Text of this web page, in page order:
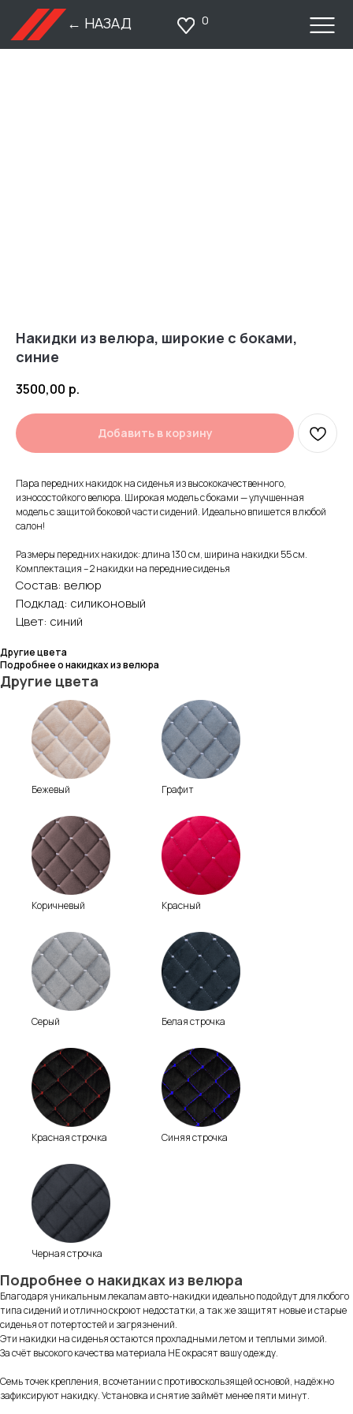
← НАЗАД
Накидки из велюра, широкие с боками,
синие
3500,00 р.
Добавить в корзину
Пара передних накидок на сиденья из высококачественного,
износостойкого велюра. Широкая модель с боками — улучшенная
модель с защитой боковой части сидений. Идеально впишется в любой
салон!
Размеры передних накидок: длина 130 см, ширина накидки 55 см.
Комплектация – 2 накидки на передние сиденья
Состав: велюр
Подклад: силиконовый
Цвет: синий
Другие цвета
Подробнее о накидках из велюра
Другие цвета
Бежевый Графит
Коричневый Красный
Серый Белая строчка
Красная строчка Синяя строчка
Черная строчка
Подробнее о накидках из велюра
Благодаря уникальным лекалам авто-накидки идеально подойдут для любого
типа сидений и отлично скроют недостатки, а так же защитят новые и старые
сиденья от потертостей и загрязнений.
Эти накидки на сиденья остаются прохладными летом и теплыми зимой.
За счёт высокого качества материала НЕ окрасят вашу одежду.
Семь точек крепления, в сочетании с противоскользящей основой, надёжно
зафиксируют накидку. Установка и снятие займёт менее пяти минут.
Информация
для покупателей
Нам доверяют Читать
4,0 5,0